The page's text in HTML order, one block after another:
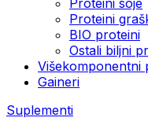
Proteini
BIO proteini
Ostali biljni
Višekomponentni
Gaineri
Suplementi